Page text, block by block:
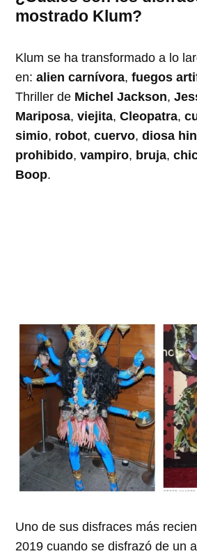
mostrado Klum?
Klum se ha transformado a lo
en:alien carnívora,fuegos
Thriller de Michel Jackson,
Mariposa,viejita,Cleopatra,
simio, robot,cuervo,diosa
prohibido,vampiro, bruja,
Boop.
Uno de sus disfraces más
2019 cuando se disfrazó de un